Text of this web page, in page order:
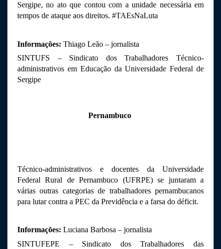
Sergipe, no ato que contou com a unidade necessária em
tempos de ataque aos direitos. #TAEsNaLuta
Informações: Thiago Leão – jornalista
SINTUFS – Sindicato dos Trabalhadores Técnico-
administrativos em Educação da Universidade Federal de
Sergipe
Pernambuco
Técnico-administrativos e docentes da Universidade
Federal Rural de Pernambuco (UFRPE) se juntaram a
várias outras categorias de trabalhadores pernambucanos
para lutar contra a PEC da Previdência e a farsa do déficit.
Informações: Luciana Barbosa – jornalista
SINTUFEPE – Sindicato dos Trabalhadores das